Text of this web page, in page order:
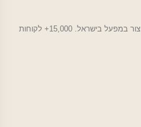
טפטים, מדבקות קיר וציפויי זכוכית. ייצור במפעל בישראל. 15,000+ לקוחות